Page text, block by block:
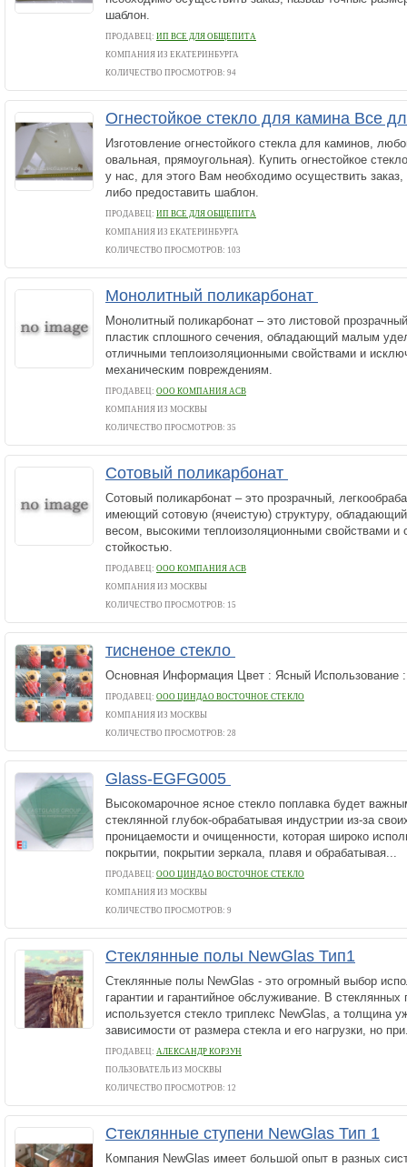
шаблон.
ПРОДАВЕЦ: ИП ВСЕ ДЛЯ ОБЩЕПИТА
КОМПАНИЯ ИЗ ЕКАТЕРИНБУРГА
КОЛИЧЕСТВО ПРОСМОТРОВ: 94
Огнестойкое стекло для камина Все
Изготовление огнестойкого стекла для каминов,
овальная, прямоугольная). Купить огнестойкое
у нас, для этого Вам необходимо осуществить
либо предоставить шаблон.
ПРОДАВЕЦ: ИП ВСЕ ДЛЯ ОБЩЕПИТА
КОМПАНИЯ ИЗ ЕКАТЕРИНБУРГА
КОЛИЧЕСТВО ПРОСМОТРОВ: 103
Монолитный поликарбонат
Монолитный поликарбонат – это листовой
пластик сплошного сечения, обладающий малым
отличными теплоизоляционными свойствами и
механическим повреждениям.
ПРОДАВЕЦ: ООО КОМПАНИЯ АСВ
КОМПАНИЯ ИЗ МОСКВЫ
КОЛИЧЕСТВО ПРОСМОТРОВ: 35
Сотовый поликарбонат
Сотовый поликарбонат – это прозрачный,
имеющий сотовую (ячеистую) структуру,
весом, высокими теплоизоляционными свойствами и
стойкостью.
ПРОДАВЕЦ: ООО КОМПАНИЯ АСВ
КОМПАНИЯ ИЗ МОСКВЫ
КОЛИЧЕСТВО ПРОСМОТРОВ: 15
тисненое стекло
Основная Информация Цвет : Ясный Использование :
ПРОДАВЕЦ: ООО ЦИНДАО ВОСТОЧНОЕ СТЕКЛО
КОМПАНИЯ ИЗ МОСКВЫ
КОЛИЧЕСТВО ПРОСМОТРОВ: 28
Glass-EGFG005
Высокомарочное ясное стекло поплавка будет
стеклянной глубок-обрабатывая индустрии из-за
проницаемости и очищенности, которая широко
покрытии, покрытии зеркала, плавя и обрабатывая...
ПРОДАВЕЦ: ООО ЦИНДАО ВОСТОЧНОЕ СТЕКЛО
КОМПАНИЯ ИЗ МОСКВЫ
КОЛИЧЕСТВО ПРОСМОТРОВ: 9
Стеклянные полы NewGlas Тип1
Стеклянные полы NewGlas - это огромный выбор
гарантии и гарантийное обслуживание. В стеклянных
используется стекло триплекс NewGlas, а толщина
зависимости от размера стекла и его нагрузки, но
ПРОДАВЕЦ: АЛЕКСАНДР КОРЗУН
ПОЛЬЗОВАТЕЛЬ ИЗ МОСКВЫ
КОЛИЧЕСТВО ПРОСМОТРОВ: 12
Стеклянные ступени NewGlas Тип 1
Компания NewGlas имеет большой опыт в разных